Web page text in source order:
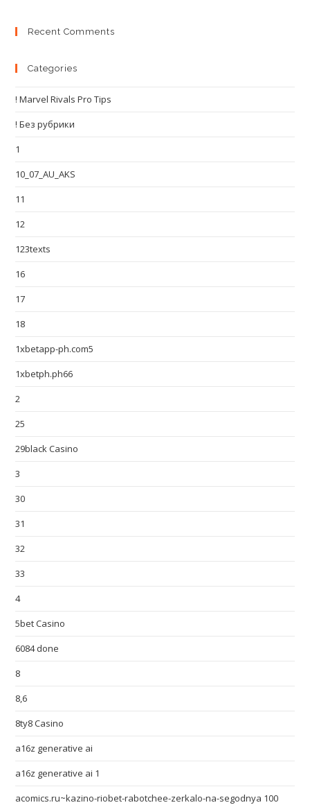
Recent Comments
Categories
! Marvel Rivals Pro Tips
! Без рубрики
1
10_07_AU_AKS
11
12
123texts
16
17
18
1xbetapp-ph.com5
1xbetph.ph66
2
25
29black Casino
3
30
31
32
33
4
5bet Casino
6084 done
8
8,6
8ty8 Casino
a16z generative ai
a16z generative ai 1
acomics.ru~kazino-riobet-rabotchee-zerkalo-na-segodnya 100